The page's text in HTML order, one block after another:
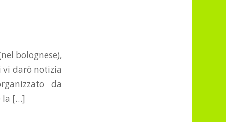
bolognese),
vi darò notizia
da
la […]